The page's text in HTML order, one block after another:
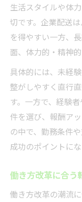
生活スタイルや体
切です。企業配送
を得やすい一方、
面、体力的・精神
具体的には、未経
整がしやすく直行
す。一方で、経験
件を選び、報酬ア
の中で、勤務条件
成功のポイントにな
働き方改革に合う
働き方改革の潮流